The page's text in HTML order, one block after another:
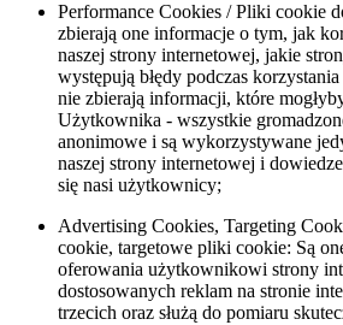
Performance Cookies / Pliki cookie
zbierają one informacje o tym, jak
naszej strony internetowej, jakie
występują błędy podczas
nie zbierają informacji, które
Użytkownika - wszystkie
anonimowe i są wykorzystywane
naszej strony internetowej i
się nasi użytkownicy;
Advertising Cookies, Targeting
cookie, targetowe pliki cookie: Są
oferowania użytkownikowi strony
dostosowanych reklam na stronie
trzecich oraz służą do pomiaru